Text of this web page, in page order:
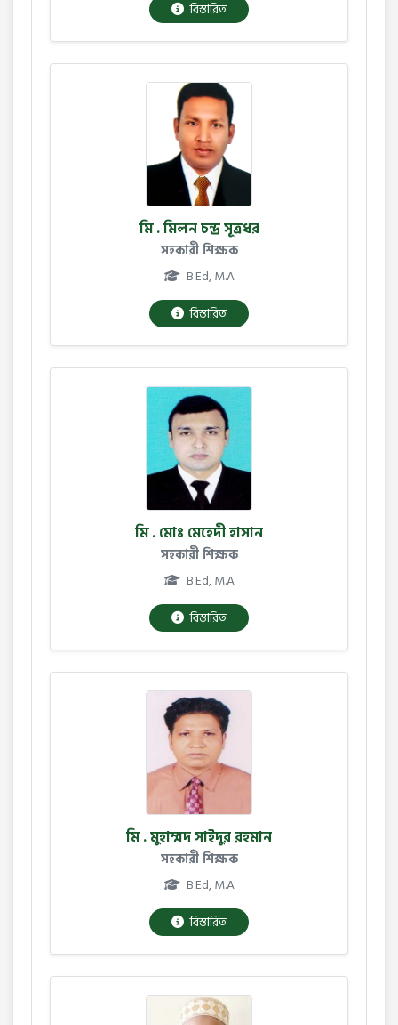
বিস্তারিত
মি . মিলন চন্দ্র সূত্রধর
সহকারী শিক্ষক
B.Ed, M.A
বিস্তারিত
মি . মোঃ মেহেদী হাসান
সহকারী শিক্ষক
B.Ed, M.A
বিস্তারিত
মি . মুহাম্মদ সাইদুর রহমান
সহকারী শিক্ষক
B.Ed, M.A
বিস্তারিত